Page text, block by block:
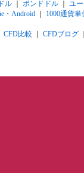
ル｜ ポンドドル｜ ユ
・Android 1000通貨単
CFD比較 CFDブログ